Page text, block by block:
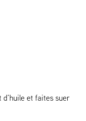
et faites suer